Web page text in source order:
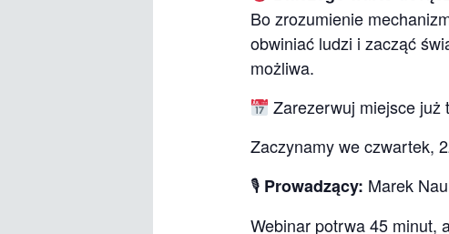
Bo zrozumienie
obwiniać ludzi i zacząć
możliwa.
Zarezerwuj miejsce już
Zaczynamy we czwartek,
🎙 Prowadzący: Marek
Webinar potrwa 45 minut,